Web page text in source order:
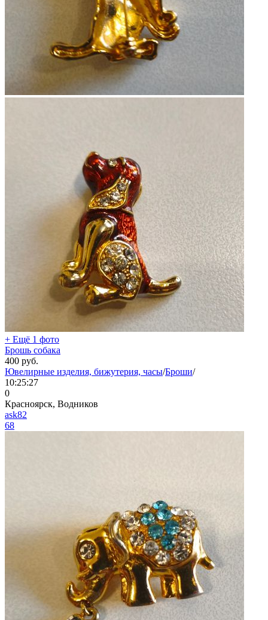
+ Ещё 1 фото
Брошь собака
400 руб.
Ювелирные изделия, бижутерия, часы/Броши/
10:25:27
0
Красноярск, Водников
ask82
68